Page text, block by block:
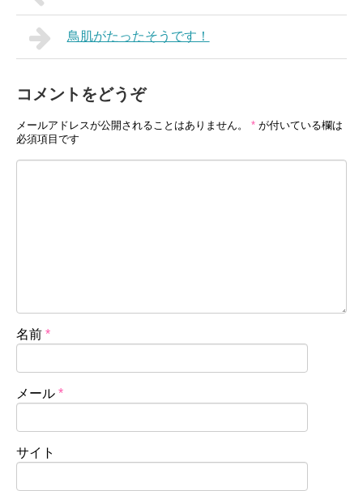
鳥肌がたったそうです！
コメントをどうぞ
メールアドレスが公開されることはありません。 * が付いている欄は
必須項目です
名前 *
メール *
サイト